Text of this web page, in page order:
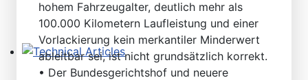
Technical Articles
hohem Fahrzeugalter, deutlich mehr als
100.000 Kilometern Laufleistung und einer
Vorlackierung kein merkantiler Minderwert
ableitbar sei, ist nicht grundsätzlich korrekt.
• Der Bundesgerichtshof und neuere